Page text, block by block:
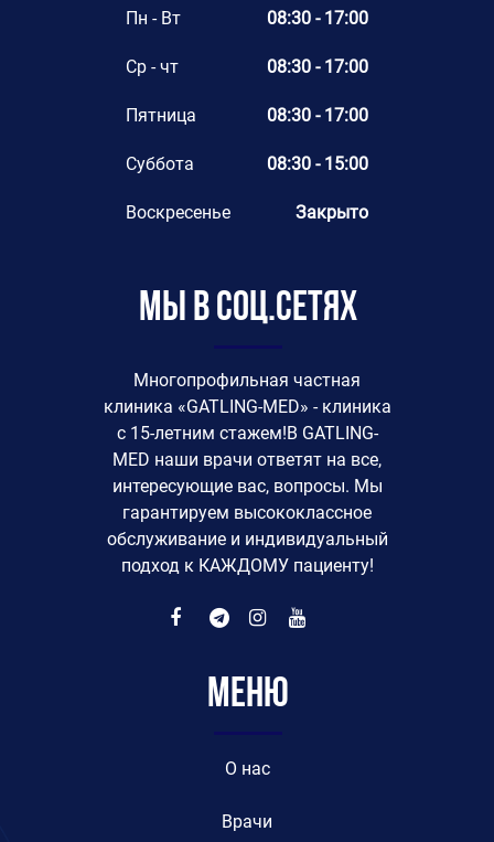
Пн - Вт 08:30 - 17:00
Ср - чт 08:30 - 17:00
Пятница 08:30 - 17:00
Суббота 08:30 - 15:00
Воскресенье Закрыто
Мы в соц.сетях
Многопрофильная частная
клиника «GATLING-MED» - клиника
с 15-летним стажем!В GATLING-
MED наши врачи ответят на все,
интересующие вас, вопросы. Мы
гарантируем высококлассное
обслуживание и индивидуальный
подход к КАЖДОМУ пациенту!
Меню
O нас
Врачи